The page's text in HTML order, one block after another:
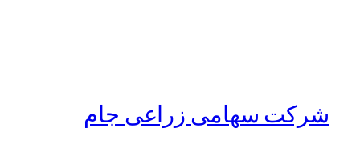
شرکت سهامی زراعی جام